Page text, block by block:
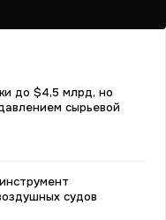
до $4,5 млрд, но
сырьевой
судов